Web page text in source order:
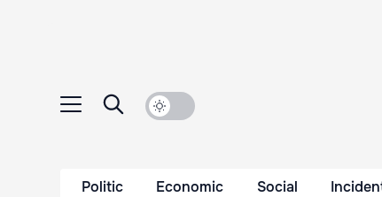
Politic Economic Social